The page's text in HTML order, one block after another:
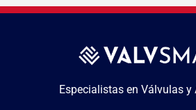
Especialistas en Válvulas y